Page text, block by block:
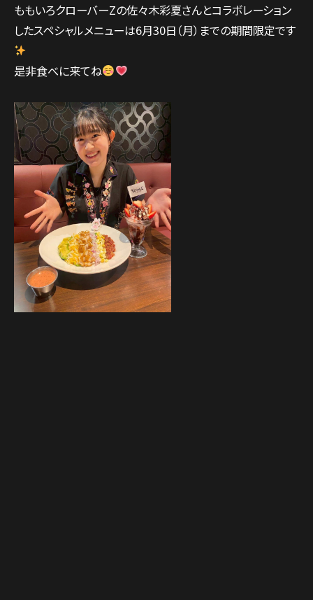
ももいろクローバーZの佐々木彩夏さんとコラボレーション
したスペシャルメニューは6月30日（月）までの期間限定です
是非食べに来てね